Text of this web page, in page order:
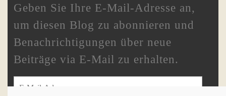
Geben Sie Ihre E-Mail-Adresse an,
um diesen Blog zu abonnieren und
Benachrichtigungen über neue
Beiträge via E-Mail zu erhalten.
E-Mail-Adresse